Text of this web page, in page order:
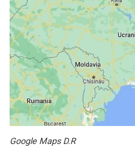
Google Maps D.R